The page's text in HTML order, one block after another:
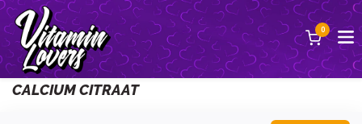
0
Back
CALCIUM CITRAAT